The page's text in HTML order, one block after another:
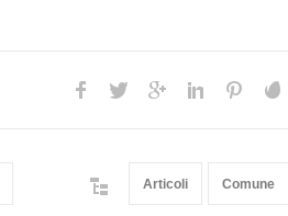
Articoli Comune